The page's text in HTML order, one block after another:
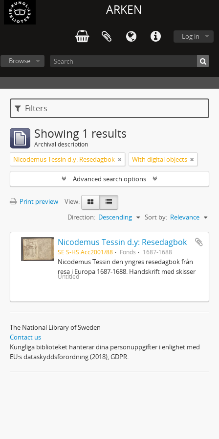
ARKEN
Log in
Browse
Filters
Showing 1 results
Archival description
Nicodemus Tessin d.y: Resedagbok With digital objects
Advanced search options
Print preview
View:
Sort by: Relevance
Direction: Descending
Nicodemus Tessin d.y: Resedagbok
SE S-HS Acc2001/88 Fonds 1687-1688
Nicodemus Tessin den yngres resedagbok från
resa i Europa 1687-1688. Handskrift med skisser
Untitled
The National Library of Sweden
Contact us
Kungliga biblioteket hanterar dina personuppgifter i enlighet med
EU:s dataskyddsförordning (2018), GDPR.